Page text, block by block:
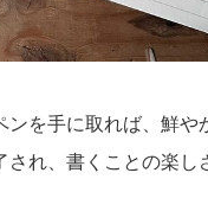
ンを手に取れば、鮮や
され、書くことの楽し